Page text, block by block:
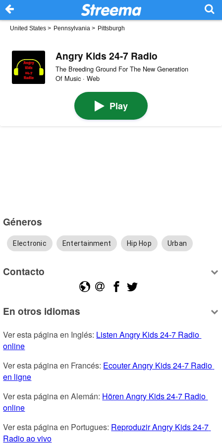
United States > Pennsylvania > Pittsburgh
Angry Kids 24-7 Radio
The Breeding Ground For The New Generation
Of Music · Web
Play
Géneros
Electronic Entertainment Hip Hop Urban
Contacto
En otros idiomas
Ver esta página en Inglés: Listen Angry Kids 24-7 Radio
online
Ver esta página en Francés: Ecouter Angry Kids 24-7 Radio
en ligne
Ver esta página en Alemán: Hören Angry Kids 24-7 Radio
online
Ver esta página en Portugues: Reproduzir Angry Kids 24-7
Radio ao vivo